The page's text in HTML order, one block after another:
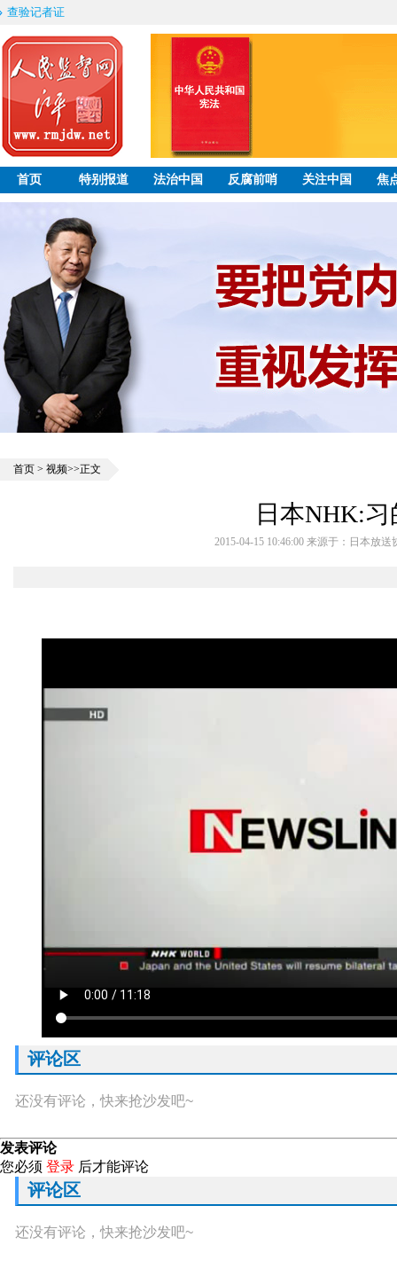
查验记者证
首页 特别报道 法治中国 反腐前哨 关注中国 焦
首页 > 视频>>正文
日本NHK:
2015-04-15 10:46:00 来源于：日本放
评论区
还没有评论，快来抢沙发吧~
发表评论
您必须 登录 后才能评论
评论区
还没有评论，快来抢沙发吧~